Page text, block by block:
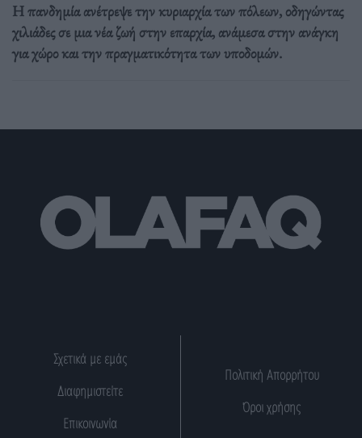
Η πανδημία ανέτρεψε την κυριαρχία των πόλεων, οδηγώντας
χιλιάδες σε μια νέα ζωή στην επαρχία, ανάμεσα στην ανάγκη
για χώρο και την πραγματικότητα των υποδομών.
Σχετικά με εμάς
Διαφημιστείτε
Επικοινωνία
Πολιτική Απορρήτου
Όροι χρήσης